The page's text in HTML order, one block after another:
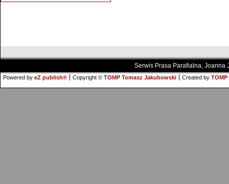
Serwis Prasa Parafialna, Joanna
Powered by eZ publish® Copyright © TOMP Tomasz Jakubowski Created by TOMP